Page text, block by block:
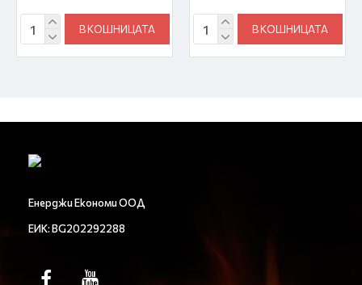
В КОШНИЦАТА В КОШНИЦАТА
Енерджи Економи ООД
ЕИК: BG202292288